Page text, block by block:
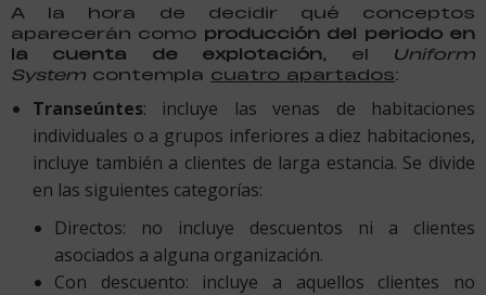
A la hora de decidir qué conceptos
aparecerán como producción del periodo en
la cuenta de explotación, el
Uniform
System contempla cuatro apartados:
Transeúntes: incluye las venas de habitaciones
individuales o a grupos inferiores a diez habitaciones,
incluye también a clientes de larga estancia. Se divide
en las siguientes categorías:
Directos: no incluye descuentos ni a clientes
asociados a alguna organización.
Con descuento: incluye a aquellos clientes no